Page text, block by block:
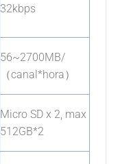
32kbps
56~2700MB/
（canal*hora）
Micro SD x 2, max
512GB*2